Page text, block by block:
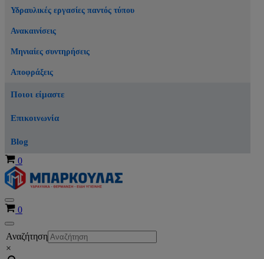
Υδραυλικές εργασίες παντός τύπου
Ανακαινίσεις
Μηνιαίες συντηρήσεις
Αποφράξεις
Ποιοι είμαστε
Επικοινωνία
Blog
Καλάθι
0
Μενού
πλοήγησης
Καλάθι
0
Μενού
πλοήγησης
Αναζήτηση
×